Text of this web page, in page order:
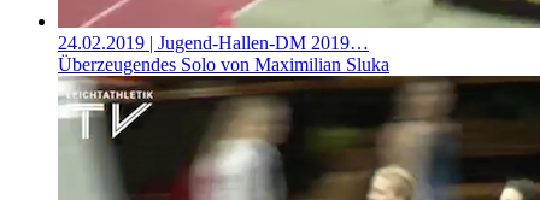
24.02.2019 | Jugend-Hallen-DM 2019…
Überzeugendes Solo von Maximilian Sluka